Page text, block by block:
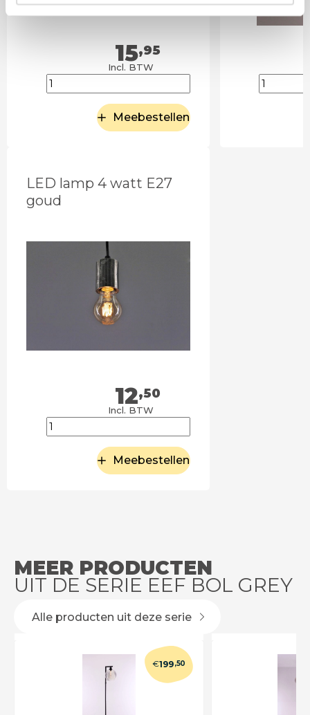
15,95
Incl. BTW
Meebestellen
LED lamp 4 watt E27
goud
12,50
Incl. BTW
Meebestellen
MEER PRODUCTEN
UIT DE SERIE EEF BOL GREY
Alle producten uit deze serie
€199,50